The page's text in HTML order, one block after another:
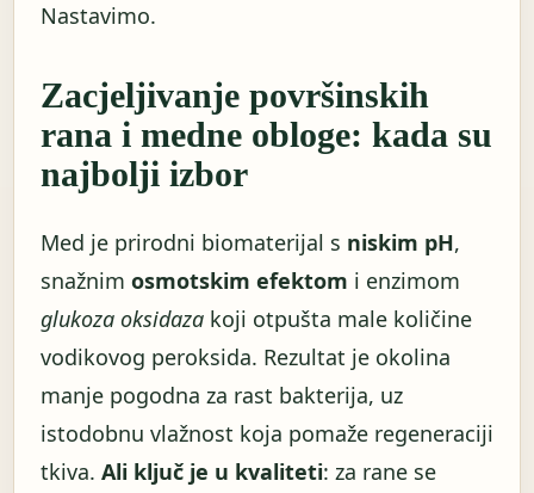
Nastavimo.
Zacjeljivanje površinskih
rana i medne obloge: kada su
najbolji izbor
Med je prirodni biomaterijal s niskim pH,
snažnim osmotskim efektom i enzimom
glukoza oksidaza koji otpušta male količine
vodikovog peroksida. Rezultat je okolina
manje pogodna za rast bakterija, uz
istodobnu vlažnost koja pomaže regeneraciji
tkiva. Ali ključ je u kvaliteti: za rane se